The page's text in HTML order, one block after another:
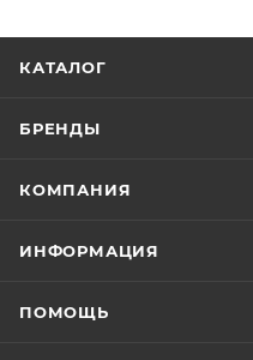
КАТАЛОГ
БРЕНДЫ
КОМПАНИЯ
ИНФОРМАЦИЯ
ПОМОЩЬ